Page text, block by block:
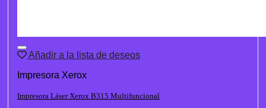
Añadir a la lista de deseos
Impresora Xerox
Impresora Láser Xerox B315 Multifuncional